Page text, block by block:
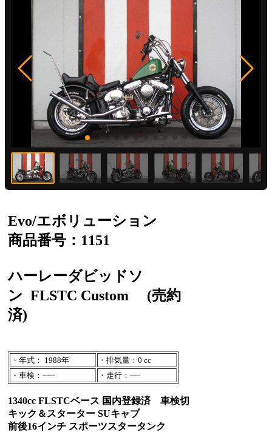
Evo/エボリューション
商品番号：1151
ハーレーダビッドソ
ン FLSTC Custom
(売約
済)
・年式： 1988年
・排気量：0 cc
・車検：-----
・走行：----
1340cc FLSTCベース 国内登録済 車検切
キック＆スターター SUキャブ
前後16インチ スポーツスタータンク